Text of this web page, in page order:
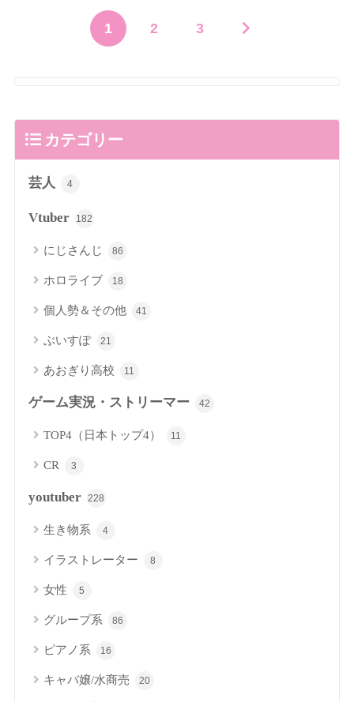
1 2 3
カテゴリー
芸人 4
Vtuber 182
にじさんじ 86
ホロライブ 18
個人勢＆その他 41
ぶいすぽ 21
あおぎり高校 11
ゲーム実況・ストリーマー 42
TOP4（日本トップ4） 11
CR 3
youtuber 228
生き物系 4
イラストレーター 8
女性 5
グループ系 86
ピアノ系 16
キャバ嬢/水商売 20